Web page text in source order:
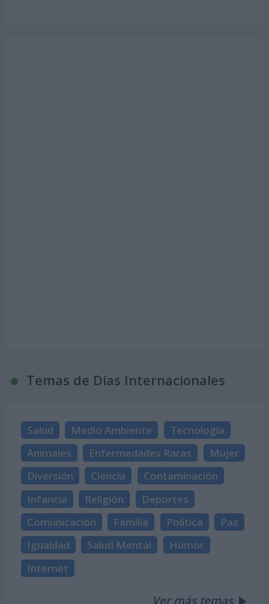
Temas de Días Internacionales
Salud Medio Ambiente
Tecnología
Animales
Enfermedades Raras
Mujer
Diversión
Ciencia
Contaminación
Infancia
Religión
Deportes
Comunicación
Familia Política
Paz
Igualdad
Salud Mental
Humor
Internet
Ver más temas